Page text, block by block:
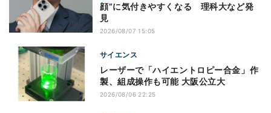
顔”に気付きやすくなる 理科大など発
見
2026/08/07 15:05
サイエンス
レーザーで「ハイエントロピー合金」作
製、組成操作も可能 大阪公立大
2026/08/06 22:25